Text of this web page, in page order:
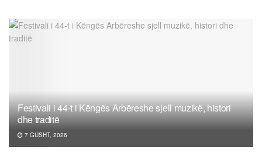
Festivali i 44-t i Këngës Arbëreshe sjell muzikë, histori
dhe traditë
7 GUSHT, 2026